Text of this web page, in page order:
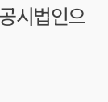
시법인으